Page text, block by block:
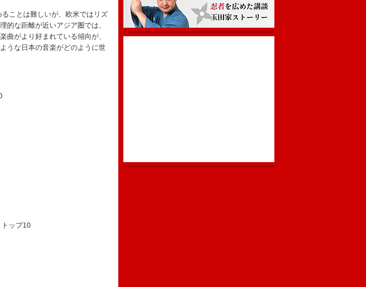
ことは難しいが、欧米ではリズ
的な距離が近いアジア圏では、
曲がより好まれている傾向が、
うな日本の音楽がどのように世
トップ10